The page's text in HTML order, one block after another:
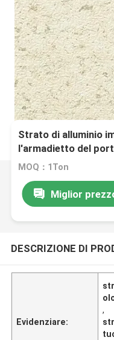
Strato di alluminio
l'armadietto del
0,5 millimetri 0,6
MOQ：1Ton
Miglior
DESCRIZIONE DI
Evidenziare:
,